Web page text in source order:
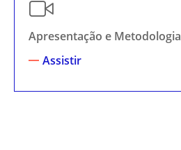
Apresentação e Metodologia
Assistir